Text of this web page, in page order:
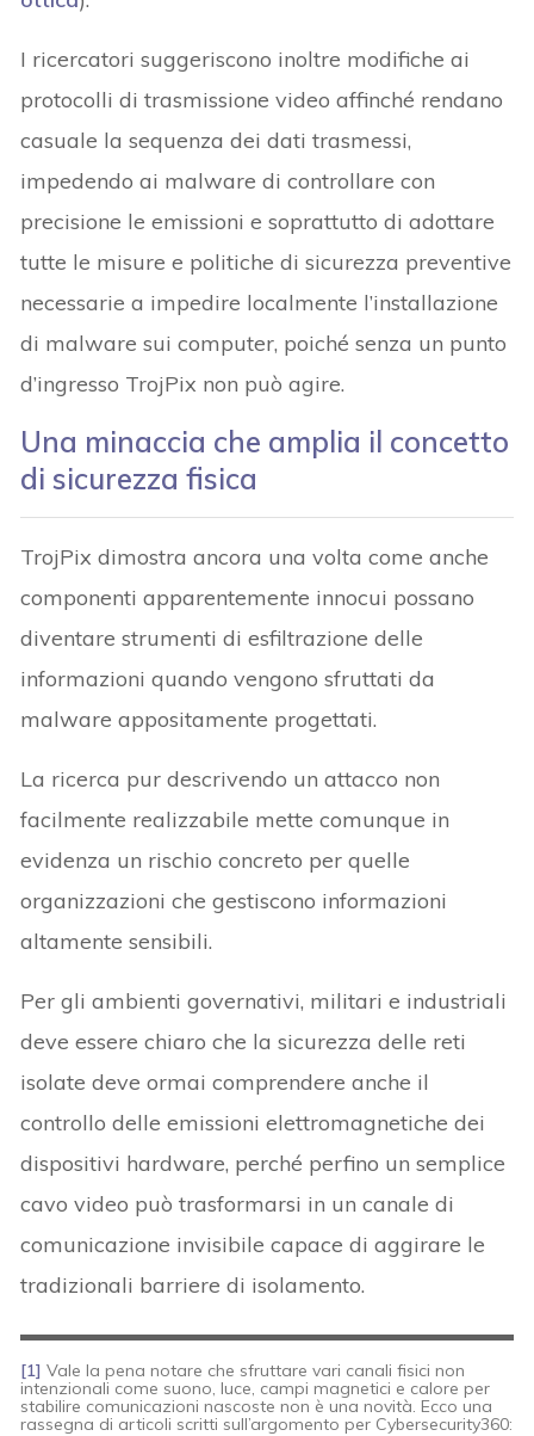
I ricercatori suggeriscono inoltre modifiche ai
protocolli di trasmissione video affinché rendano
casuale la sequenza dei dati trasmessi,
impedendo ai malware di controllare con
precisione le emissioni e soprattutto di adottare
tutte le misure e politiche di sicurezza preventive
necessarie a impedire localmente l’installazione
di malware sui computer, poiché senza un punto
d’ingresso TrojPix non può agire.
Una minaccia che amplia il concetto
di sicurezza fisica
TrojPix dimostra ancora una volta come anche
componenti apparentemente innocui possano
diventare strumenti di esfiltrazione delle
informazioni quando vengono sfruttati da
malware appositamente progettati.
La ricerca pur descrivendo un attacco non
facilmente realizzabile mette comunque in
evidenza un rischio concreto per quelle
organizzazioni che gestiscono informazioni
altamente sensibili.
Per gli ambienti governativi, militari e industriali
deve essere chiaro che la sicurezza delle reti
isolate deve ormai comprendere anche il
controllo delle emissioni elettromagnetiche dei
dispositivi hardware, perché perfino un semplice
cavo video può trasformarsi in un canale di
comunicazione invisibile capace di aggirare le
tradizionali barriere di isolamento.
[1] Vale la pena notare che sfruttare vari canali fisici non
intenzionali come suono, luce, campi magnetici e calore per
stabilire comunicazioni nascoste non è una novità. Ecco una
rassegna di articoli scritti sull’argomento per Cybersecurity360: